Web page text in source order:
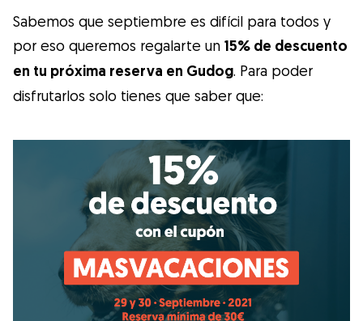
Sabemos que septiembre es difícil para todos y
por eso queremos regalarte un 15% de descuento
en tu próxima reserva en Gudog. Para poder
disfrutarlos solo tienes que saber que: